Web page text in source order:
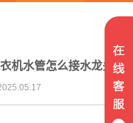
机水管怎么接水龙头上